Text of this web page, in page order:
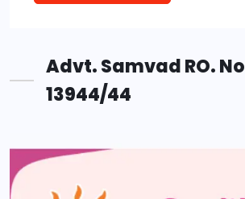
Advt. Samvad RO. No
13944/44